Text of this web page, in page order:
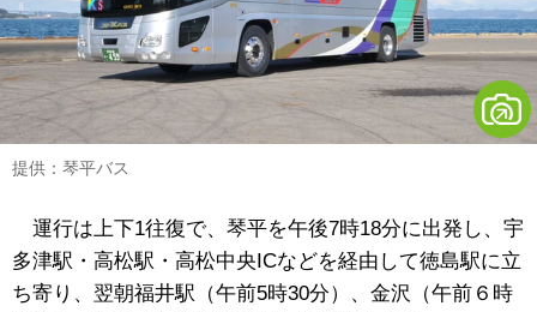
提供：琴平バス
運行は上下1往復で、琴平を午後7時18分に出発し、宇
多津駅・高松駅・高松中央ICなどを経由して徳島駅に立
ち寄り、翌朝福井駅（午前5時30分）、金沢（午前６時